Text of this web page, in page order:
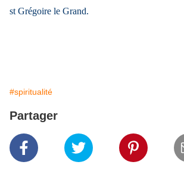
st Grégoire le Grand.
#spiritualité
Partager